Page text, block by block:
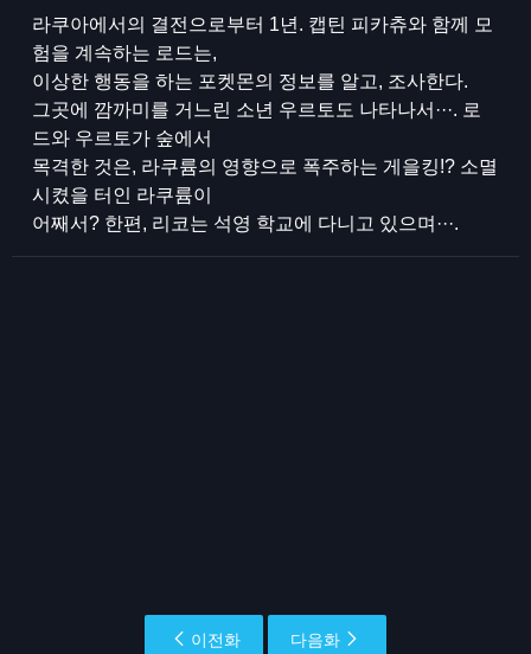
라쿠아에서의 결전으로부터 1년. 캡틴 피카츄와 함께 모
험을 계속하는 로드는,
이상한 행동을 하는 포켓몬의 정보를 알고, 조사한다.
그곳에 깜까미를 거느린 소년 우르토도 나타나서···. 로
드와 우르토가 숲에서
목격한 것은, 라쿠륨의 영향으로 폭주하는 게을킹!? 소멸
시켰을 터인 라쿠륨이
어째서? 한편, 리코는 석영 학교에 다니고 있으며···.
이전화 다음화